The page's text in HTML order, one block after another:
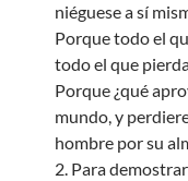
niéguese a sí
Porque todo el
todo el que
Porque ¿qué
mundo, y
hombre por su
2. Para